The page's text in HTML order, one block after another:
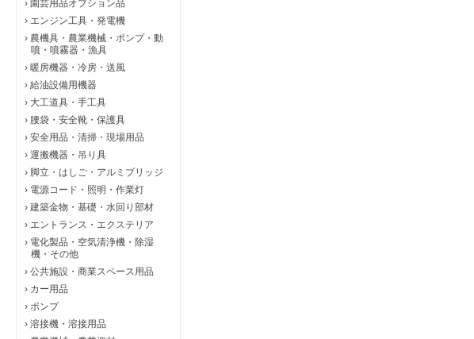
› 園芸用品オプション品
› エンジン工具・発電機
› 農機具・農業機械・ポンプ・動
噴・噴霧器・漁具
› 暖房機器・冷房・送風
› 給油設備用機器
› 大工道具・手工具
› 腰袋・安全靴・保護具
› 安全用品・清掃・現場用品
› 運搬機器・吊り具
› 脚立・はしご・アルミブリッジ
› 電源コード・照明・作業灯
› 建築金物・基礎・水回り部材
› エントランス・エクステリア
› 電化製品・空気清浄機・除湿
機・その他
› 公共施設・商業スペース用品
› カー用品
› ポンプ
› 溶接機・溶接用品